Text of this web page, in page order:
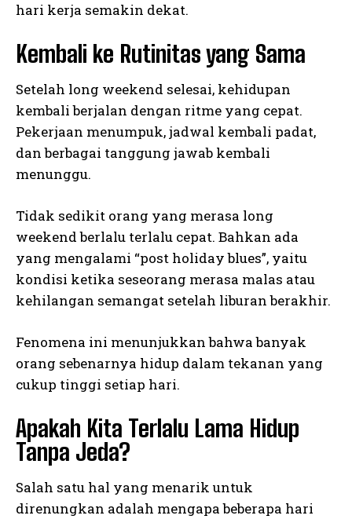
hari kerja semakin dekat.
Kembali ke Rutinitas yang Sama
Setelah long weekend selesai, kehidupan
kembali berjalan dengan ritme yang cepat.
Pekerjaan menumpuk, jadwal kembali padat,
dan berbagai tanggung jawab kembali
menunggu.
Tidak sedikit orang yang merasa long
weekend berlalu terlalu cepat. Bahkan ada
yang mengalami “post holiday blues”, yaitu
kondisi ketika seseorang merasa malas atau
kehilangan semangat setelah liburan berakhir.
Fenomena ini menunjukkan bahwa banyak
orang sebenarnya hidup dalam tekanan yang
cukup tinggi setiap hari.
Apakah Kita Terlalu Lama Hidup
Tanpa Jeda?
Salah satu hal yang menarik untuk
direnungkan adalah mengapa beberapa hari